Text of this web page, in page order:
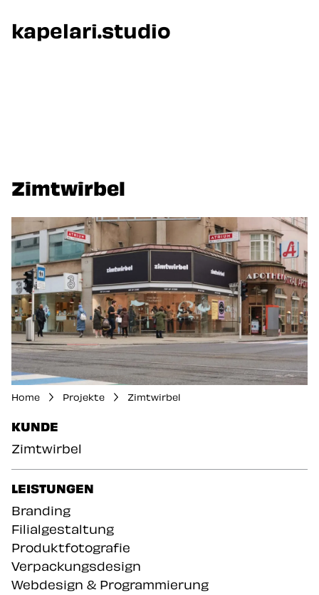
Zur Startseite
kapelari.studio
Zimtwirbel
Home Projekte Zimtwirbel
KUNDE
Zimtwirbel
LEISTUNGEN
Branding
Filialgestaltung
Produktfotografie
Verpackungsdesign
Webdesign & Programmierung